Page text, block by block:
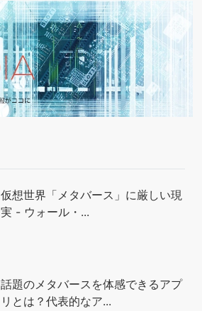
仮想世界「メタバース」に厳しい現
実 - ウォール・...
話題のメタバースを体感できるアプ
リとは？代表的なア...